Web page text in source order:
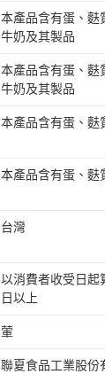
本產品含有蛋、麩
牛奶及其製品
本產品含有蛋、麩
牛奶及其製品
本產品含有蛋、麩
本產品含有蛋、麩
台灣
以消費者收受日起
日以上
葷
聯夏食品工業股份